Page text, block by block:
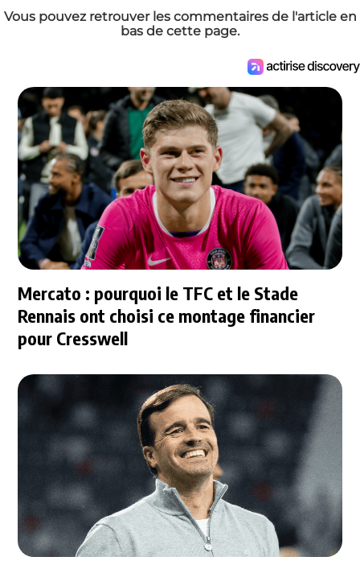
Vous pouvez retrouver les commentaires de l'article en
bas de cette page.
Mercato : pourquoi le TFC et le Stade
Rennais ont choisi ce montage financier
pour Cresswell